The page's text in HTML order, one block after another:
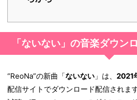
「ないない」の音楽ダウン
“ReoNa”の新曲「ないない 」は、 2021
配信サイトでダウンロード配信されま